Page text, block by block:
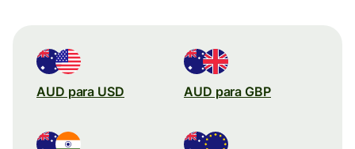
AUD para USD AUD para GBP